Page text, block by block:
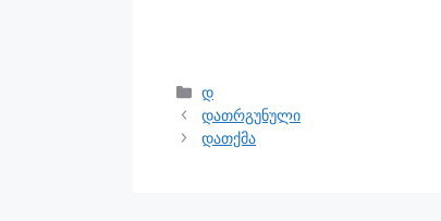
დ
დათრგუნული
დათქმა